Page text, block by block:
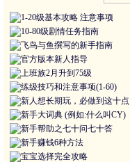
1-20级基本攻略 注意事项
10-80级剧情任务指南
飞鸟与鱼撰写的新手指南
官方版本新人指导
上班族2月升到75级
练级技巧和注意事项(1-60)
新人想长期玩，必做到这十点
新手大词典 (例如:什么叫CY)
新手帮助之七十问七十答
新手赚钱6种方法
宝宝选择完全攻略